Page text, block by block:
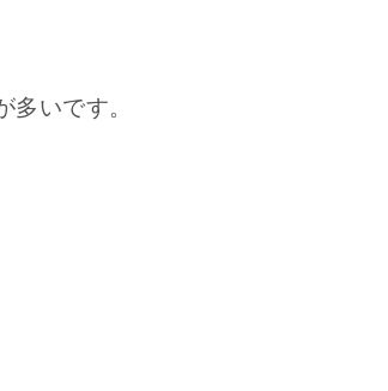
多いです。